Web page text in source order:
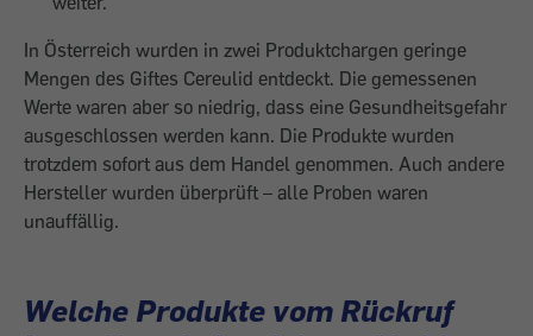
In Österreich wurden in zwei Produktchargen geringe
Mengen des Giftes Cereulid entdeckt. Die gemessenen
Werte waren aber so niedrig, dass eine Gesundheitsgefahr
ausgeschlossen werden kann. Die Produkte wurden
trotzdem sofort aus dem Handel genommen. Auch andere
Hersteller wurden überprüft – alle Proben waren
unauffällig.
Welche Produkte vom Rückruf